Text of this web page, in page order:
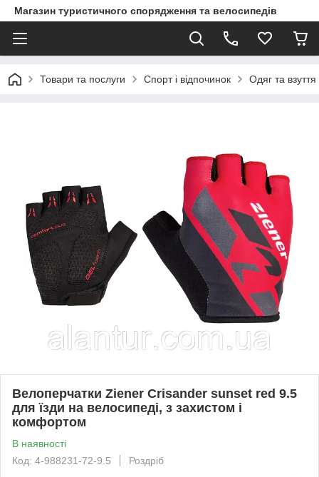
Магазин туристичного спорядження та велосипедів
Товари та послуги Спорт і відпочинок Одяг та
Велоперчатки Ziener Crisander sunset red 9.5
для їзди на велосипеді, з захистом і
комфортом
В наявності
Код: 4-988231-72-9.5
Роздріб